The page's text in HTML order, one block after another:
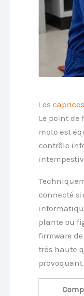
Les
Le point de
moto est
contrôle
connecté
plante ou
firmware
très haute